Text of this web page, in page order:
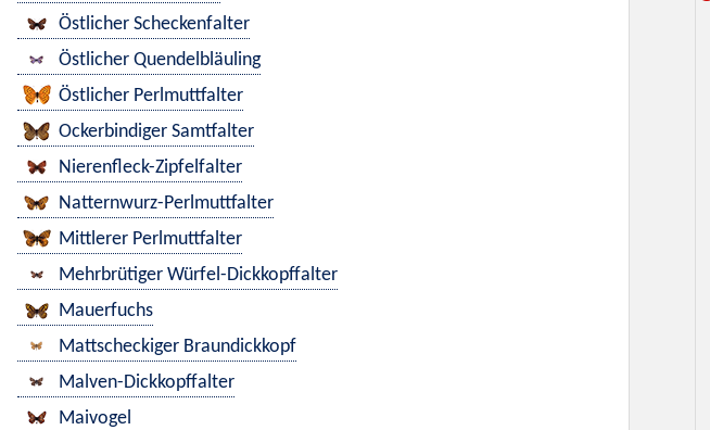
Östlicher Scheckenfalter
Östlicher Quendelbläuling
Östlicher Perlmuttfalter
Ockerbindiger Samtfalter
Nierenfleck-Zipfelfalter
Natternwurz-Perlmuttfalter
Mittlerer Perlmuttfalter
Mehrbrütiger Würfel-Dickkopffalter
Mauerfuchs
Mattscheckiger Braundickkopf
Malven-Dickkopffalter
Maivogel